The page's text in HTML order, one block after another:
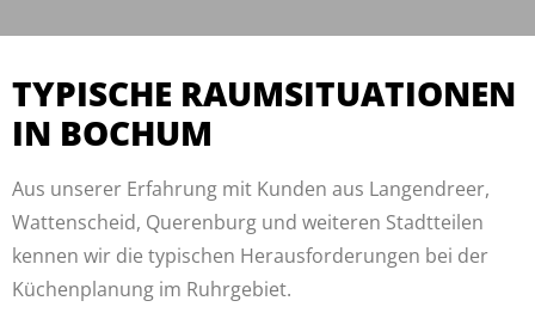
TYPISCHE RAUMSITUATIONEN
IN BOCHUM
Aus unserer Erfahrung mit Kunden aus Langendreer,
Wattenscheid, Querenburg und weiteren Stadtteilen
kennen wir die typischen Herausforderungen bei der
Küchenplanung im Ruhrgebiet.